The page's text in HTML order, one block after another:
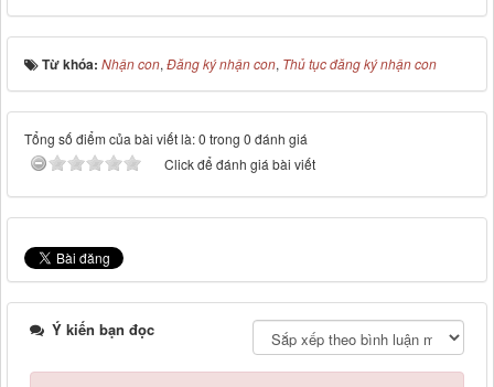
Từ khóa: Nhận con, Đăng ký nhận con, Thủ tục đăng ký nhận con
Tổng số điểm của bài viết là: 0 trong 0 đánh giá
Click để đánh giá bài viết
Ý kiến bạn đọc